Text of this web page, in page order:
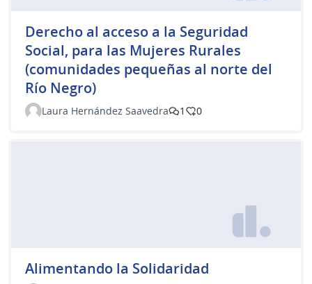
Derecho al acceso a la Seguridad
Social, para las Mujeres Rurales
(comunidades pequeñas al norte del
Río Negro)
Laura Hernández Saavedra 1 0
Alimentando la Solidaridad